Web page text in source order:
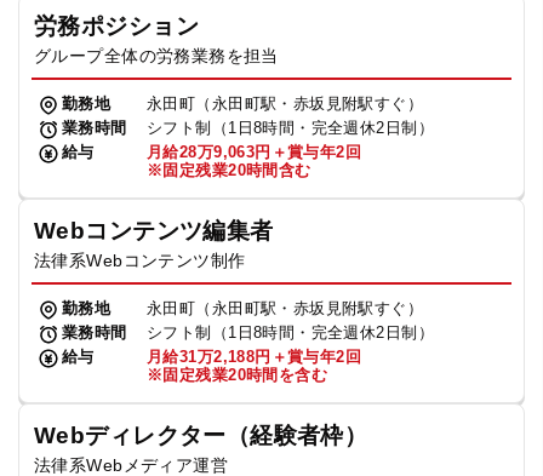
労務ポジション
グループ全体の労務業務を担当
勤務地
永田町（永田町駅・赤坂見附駅すぐ）
業務時間
シフト制（1日8時間・完全週休2日制）
給与
月給28万9,063円＋賞与年2回
※固定残業20時間含む
Webコンテンツ編集者
法律系Webコンテンツ制作
勤務地
永田町（永田町駅・赤坂見附駅すぐ）
業務時間
シフト制（1日8時間・完全週休2日制）
給与
月給31万2,188円＋賞与年2回
※固定残業20時間を含む
Webディレクター（経験者枠）
法律系Webメディア運営